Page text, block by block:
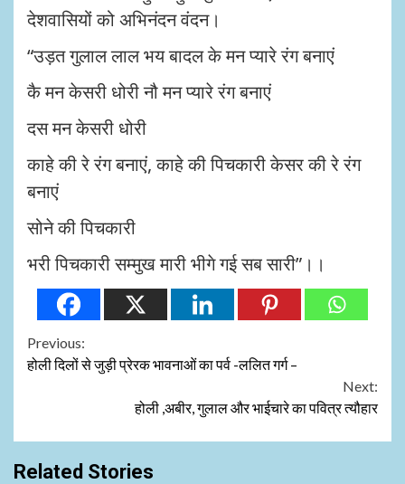
देशवासियों को अभिनंदन वंदन।
“उड़त गुलाल लाल भय बादल के मन प्यारे रंग बनाएं
कै मन केसरी धोरी नौ मन प्यारे रंग बनाएं
दस मन केसरी धोरी
काहे की रे रंग बनाएं,काहे की पिचकारी केसर की रे रंग
बनाएं
सोने की पिचकारी
भरी पिचकारी सम्मुख मारी भीगे गई सब सारी” ।।
Continue
Reading
Previous:
होली दिलों से जुड़ी प्रेरक भावनाओं का पर्व -ललित गर्ग –
Next:
होली ,अबीर, गुलाल और भाईचारे का पवित्र त्यौहार
Related Stories